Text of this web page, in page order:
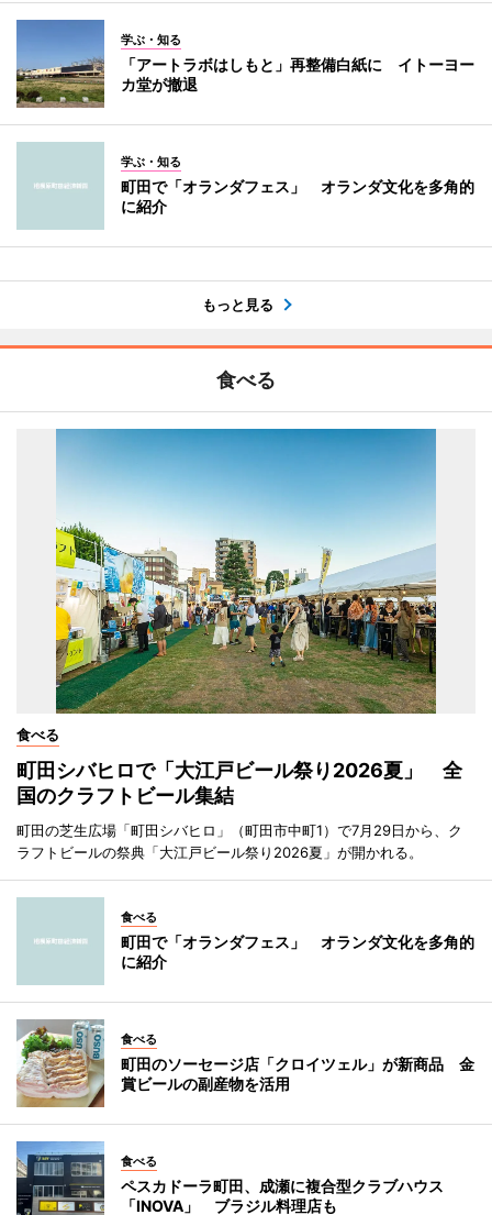
学ぶ・知る
「アートラボはしもと」再整備白紙に イトーヨー
カ堂が撤退
学ぶ・知る
町田で「オランダフェス」 オランダ文化を多角的
に紹介
もっと見る
食べる
食べる
町田シバヒロで「大江戸ビール祭り2026夏」 全
国のクラフトビール集結
町田の芝生広場「町田シバヒロ」（町田市中町1）で7月29日から、ク
ラフトビールの祭典「大江戸ビール祭り2026夏」が開かれる。
食べる
町田で「オランダフェス」 オランダ文化を多角的
に紹介
食べる
町田のソーセージ店「クロイツェル」が新商品 金
賞ビールの副産物を活用
食べる
ペスカドーラ町田、成瀬に複合型クラブハウス
「INOVA」 ブラジル料理店も